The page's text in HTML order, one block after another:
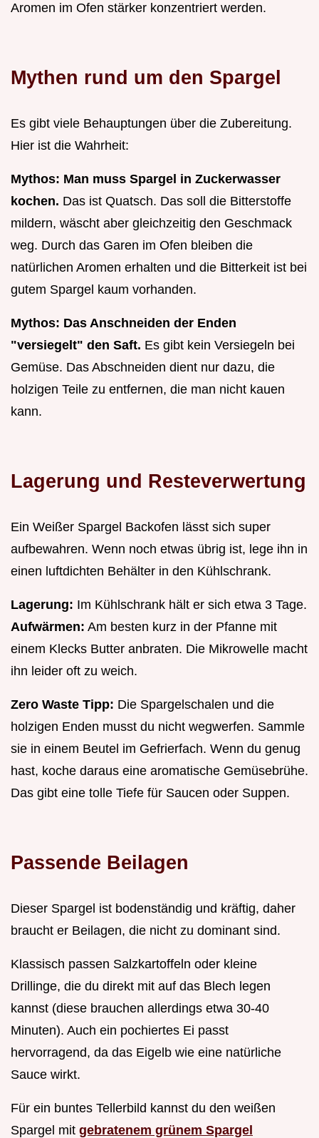
Aromen im Ofen stärker konzentriert werden.
Mythen rund um den Spargel
Es gibt viele Behauptungen über die Zubereitung.
Hier ist die Wahrheit:
Mythos: Man muss Spargel in Zuckerwasser
kochen. Das ist Quatsch. Das soll die Bitterstoffe
mildern, wäscht aber gleichzeitig den Geschmack
weg. Durch das Garen im Ofen bleiben die
natürlichen Aromen erhalten und die Bitterkeit ist bei
gutem Spargel kaum vorhanden.
Mythos: Das Anschneiden der Enden
"versiegelt" den Saft. Es gibt kein Versiegeln bei
Gemüse. Das Abschneiden dient nur dazu, die
holzigen Teile zu entfernen, die man nicht kauen
kann.
Lagerung und Resteverwertung
Ein Weißer Spargel Backofen lässt sich super
aufbewahren. Wenn noch etwas übrig ist, lege ihn in
einen luftdichten Behälter in den Kühlschrank.
Lagerung: Im Kühlschrank hält er sich etwa 3 Tage.
Aufwärmen: Am besten kurz in der Pfanne mit
einem Klecks Butter anbraten. Die Mikrowelle macht
ihn leider oft zu weich.
Zero Waste Tipp: Die Spargelschalen und die
holzigen Enden musst du nicht wegwerfen. Sammle
sie in einem Beutel im Gefrierfach. Wenn du genug
hast, koche daraus eine aromatische Gemüsebrühe.
Das gibt eine tolle Tiefe für Saucen oder Suppen.
Passende Beilagen
Dieser Spargel ist bodenständig und kräftig, daher
braucht er Beilagen, die nicht zu dominant sind.
Klassisch passen Salzkartoffeln oder kleine
Drillinge, die du direkt mit auf das Blech legen
kannst (diese brauchen allerdings etwa 30-40
Minuten). Auch ein pochiertes Ei passt
hervorragend, da das Eigelb wie eine natürliche
Sauce wirkt.
Für ein buntes Tellerbild kannst du den weißen
Spargel mit gebratenem grünem Spargel